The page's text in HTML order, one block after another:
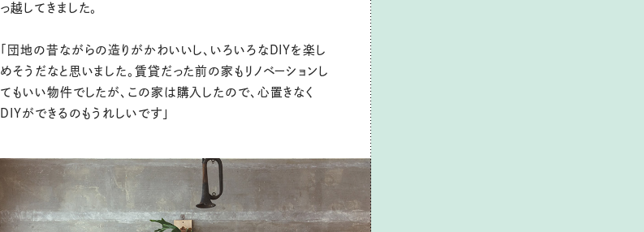
っ越してきました。
「団地の昔ながらの造りがかわいいし、いろいろなDIYを楽し
めそうだなと思いました。賃貸だった前の家もリノベーションし
てもいい物件でしたが、この家は購入したので、心置きなく
DIYができるのもうれしいです」